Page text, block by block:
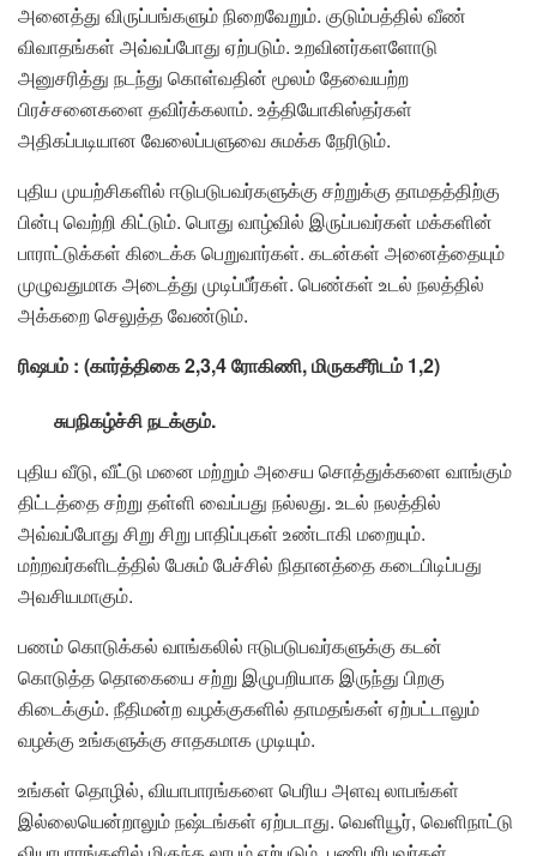
அனைத்து விருப்பங்களும் நிறைவேறும். குடும்பத்தில் வீண்
விவாதங்கள் அவ்வப்போது ஏற்படும். உறவினர்களளோடு
அனுசரித்து நடந்து கொள்வதின் மூலம் தேவையற்ற
பிரச்சனைகளை தவிர்க்கலாம். உத்தியோகிஸ்தர்கள்
அதிகப்படியான வேலைப்பளுவை சுமக்க நேரிடும்.
புதிய முயற்சிகளில் ஈடுபடுபவர்களுக்கு சற்றுக்கு தாமதத்திற்கு
பின்பு வெற்றி கிட்டும். பொது வாழ்வில் இருப்பவர்கள் மக்களின்
பாராட்டுக்கள் கிடைக்க பெறுவார்கள். கடன்கள் அனைத்தையும்
முழுவதுமாக அடைத்து முடிப்பீர்கள். பெண்கள் உடல் நலத்தில்
அக்கறை செலுத்த வேண்டும்.
ரிஷபம் : (கார்த்திகை 2,3,4 ரோகிணி, மிருகசீரிடம் 1,2)
சுபநிகழ்ச்சி நடக்கும்.
புதிய வீடு, வீட்டு மனை மற்றும் அசைய சொத்துக்களை வாங்கும்
திட்டத்தை சற்று தள்ளி வைப்பது நல்லது. உடல் நலத்தில்
அவ்வப்போது சிறு சிறு பாதிப்புகள் உண்டாகி மறையும்.
மற்றவர்களிடத்தில் பேசும் பேச்சில் நிதானத்தை கடைபிடிப்பது
அவசியமாகும்.
பணம் கொடுக்கல் வாங்கலில் ஈடுபடுபவர்களுக்கு கடன்
கொடுத்த தொகையை சற்று இழுபறியாக இருந்து பிறகு
கிடைக்கும். நீதிமன்ற வழக்குகளில் தாமதங்கள் ஏற்பட்டாலும்
வழக்கு உங்களுக்கு சாதகமாக முடியும்.
உங்கள் தொழில், வியாபாரங்களை பெரிய அளவு லாபங்கள்
இல்லையென்றாலும் நஷ்டங்கள் ஏற்படாது. வெளியூர், வெளிநாட்டு